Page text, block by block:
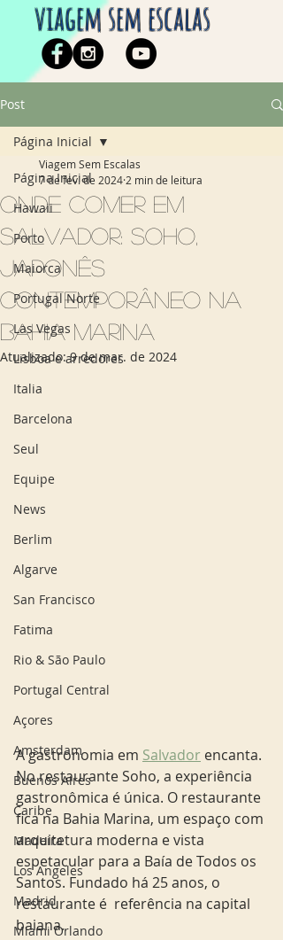
viagem sem escalas
Post
Página Inicial
Hawaii
Porto
Maiorca
Portugal Norte
Las Vegas
Lisboa e arredores
Italia
Barcelona
Seul
Equipe
News
Berlim
Algarve
San Francisco
Fatima
Rio & São Paulo
Portugal Central
Açores
Amsterdam
Buenos Aires
Caribe
Madeira
Los Angeles
Madrid
Miami Orlando
Página Inicial
Onde comer em
Salvador: Soho,
japonês
contemporâneo na
Bahia Marina
Viagem Sem Escalas
7 de fev. de 2024 2 min de leitura
Atualizado:9 de mar. de 2024
A gastronomia em Salvador encanta.
No restaurante Soho, a experiência
gastronômica é única. O restaurante
fica na Bahia Marina, um espaço com
arquitetura moderna e vista
espetacular para a Baía de Todos os
Santos. Fundado há 25 anos, o
restaurante é  referência na capital
baiana.